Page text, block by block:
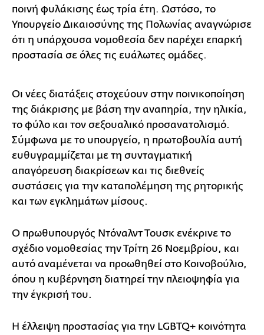
ποινή φυλάκισης έως τρία έτη. Ωστόσο, το
Υπουργείο Δικαιοσύνης της Πολωνίας αναγνώρισε
ότι η υπάρχουσα νομοθεσία δεν παρέχει επαρκή
προστασία σε όλες τις ευάλωτες ομάδες.
Οι νέες διατάξεις στοχεύουν στην ποινικοποίηση
της διάκρισης με βάση την αναπηρία, την ηλικία,
το φύλο και τον σεξουαλικό προσανατολισμό.
Σύμφωνα με το υπουργείο, η πρωτοβουλία αυτή
ευθυγραμμίζεται με τη συνταγματική
απαγόρευση διακρίσεων και τις διεθνείς
συστάσεις για την καταπολέμηση της ρητορικής
και των εγκλημάτων μίσους.
Ο πρωθυπουργός Ντόναλντ Τουσκ ενέκρινε το
σχέδιο νομοθεσίας την Τρίτη 26 Νοεμβρίου, και
αυτό αναμένεται να προωθηθεί στο Κοινοβούλιο,
όπου η κυβέρνηση διατηρεί την πλειοψηφία για
την έγκρισή του.
Η έλλειψη προστασίας για την LGBTQ+ κοινότητα